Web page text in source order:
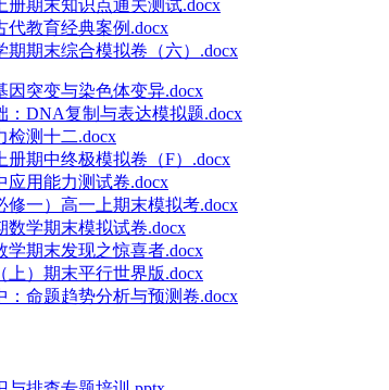
册期末知识点通关测试.docx
代教育经典案例.docx
期期末综合模拟卷（六）.docx
因突变与染色体变异.docx
：DNA复制与表达模拟题.docx
检测十二.docx
册期中终极模拟卷（F）.docx
应用能力测试卷.docx
修一）高一上期末模拟考.docx
数学期末模拟试卷.docx
学期末发现之惊喜者.docx
上）期末平行世界版.docx
：命题趋势分析与预测卷.docx